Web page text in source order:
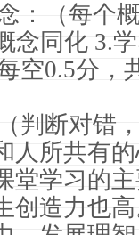
：（每个
念同化3.
空0.5分，
判断对错
人所共有
堂学习的
创造力也